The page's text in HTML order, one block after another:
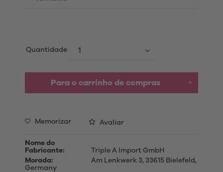
Quantidade
Para o carrinho de compras
Memorizar Avaliar
Nome do
Fabricante:
Triple A Import GmbH
Morada:
Am Lenkwerk 3, 33615 Bielefeld,
Germany